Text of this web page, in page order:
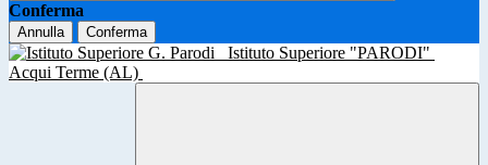
Conferma
Annulla Conferma
Istituto Superiore "PARODI"
Acqui Terme (AL)